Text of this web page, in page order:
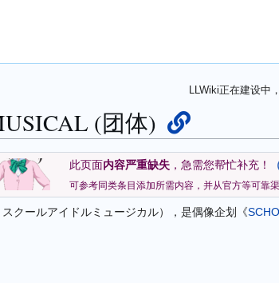
LLWiki正在建设中
(团体)
此页面内容严重缺失 ，急需您帮忙补充！
可参考同类条目添加所需内容，并从官方等可靠
スクールアイドルミュージカル），是偶像企划《